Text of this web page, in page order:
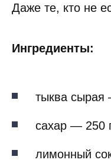
Даже те, кто не
Ингредиенты:
тыква сырая
сахар — 250
лимонный